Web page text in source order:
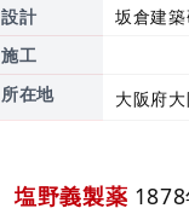
設計
坂倉建
施工
所在地
大阪府
塩野義製薬